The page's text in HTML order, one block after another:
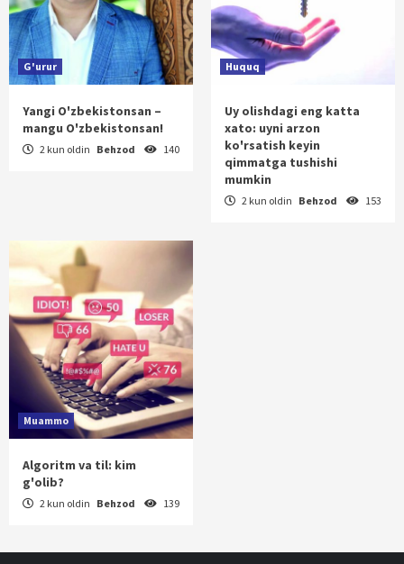
G'urur
Yangi O'zbekistonsan –
mangu O'zbekistonsan!
2 kun oldin Behzod 140
Huquq
Uy olishdagi eng katta
xato: uyni arzon
ko'rsatish keyin
qimmatga tushishi
mumkin
2 kun oldin Behzod 153
Muammo
Algoritm va til: kim
g'olib?
2 kun oldin Behzod 139